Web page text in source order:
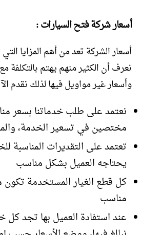
أسعار شركة فتح السيارات :
أسعار الشركة تعد من أهم المزايا التي
نعرف أن الكثير منهم يهتم بالتكلفة
وأسعار غير مواويل فيها لذلك نقدم
نعتمد على طلب خدماتنا بسعر
مختصين في تسعير الخدمة،
تعتمد على التقديرات المناسبة
يحتاجه العميل بشكل مناسب
كل قطع الغيار المستخدمة
مناسب
عند استفادة العميل بها تجد كل